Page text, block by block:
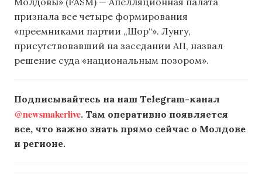
признала все четыре формирования
«преемниками партии „Шор“». Лунгу,
присутствовавший на заседании АП, назвал
решение суда «национальным позором».
Подписывайтесь на наш Telegram-канал
@newsmakerlive. Там оперативно появляется
все, что важно знать прямо сейчас о Молдове
и регионе.